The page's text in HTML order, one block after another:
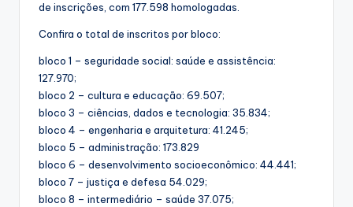
de inscrições, com 177.598 homologadas.
Confira o total de inscritos por bloco:
bloco 1 – seguridade social: saúde e assistência:
127.970;
bloco 2 – cultura e educação: 69.507;
bloco 3 – ciências, dados e tecnologia: 35.834;
bloco 4 – engenharia e arquitetura: 41.245;
bloco 5 – administração: 173.829
bloco 6 – desenvolvimento socioeconômico: 44.441;
bloco 7 – justiça e defesa 54.029;
bloco 8 – intermediário – saúde 37.075;